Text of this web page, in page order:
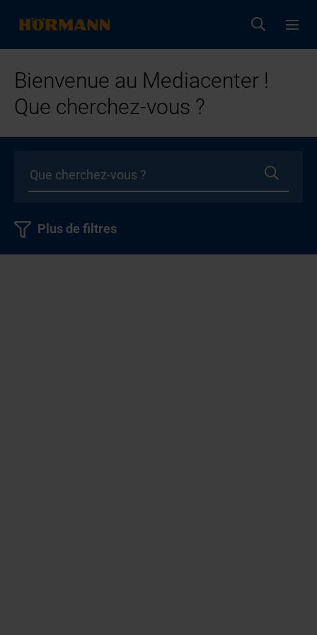
Bienvenue au Mediacenter !
Que cherchez-vous ?
Plus de filtres